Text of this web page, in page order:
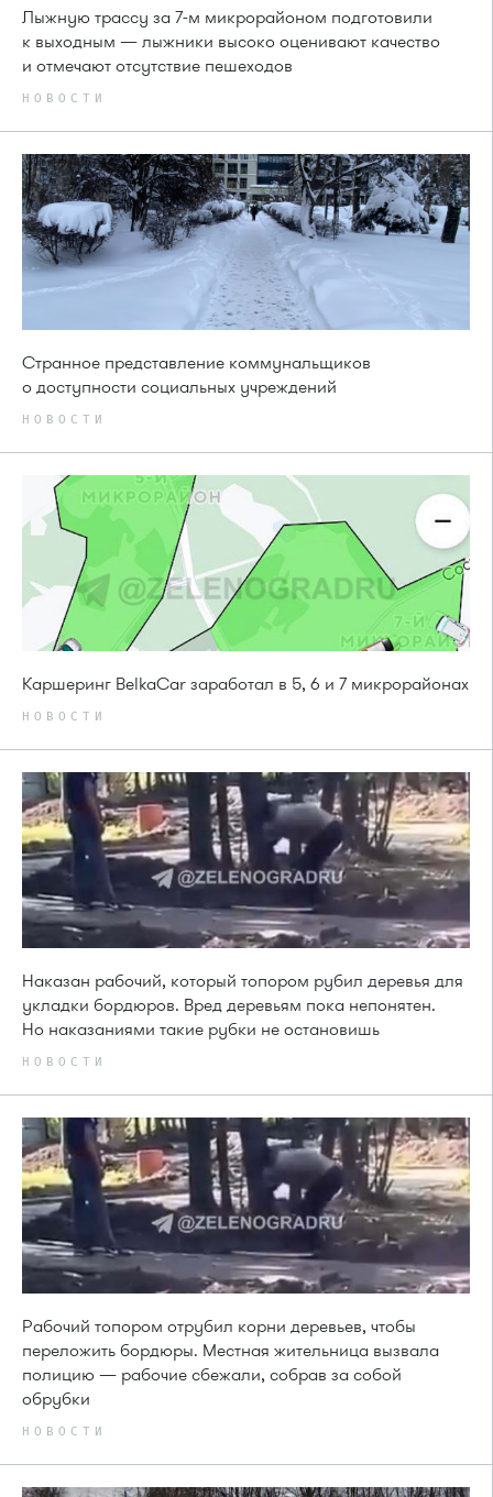
Лыжную трассу за 7-м микрорайоном подготовили
к выходным — лыжники высоко оценивают качество
и отмечают отсутствие пешеходов
НОВОСТИ
Странное представление коммунальщиков
о доступности социальных учреждений
НОВОСТИ
Каршеринг BelkaCar заработал в 5, 6 и 7 микрорайонах
НОВОСТИ
Наказан рабочий, который топором рубил деревья для
укладки бордюров. Вред деревьям пока непонятен.
Но наказаниями такие рубки не остановишь
НОВОСТИ
Рабочий топором отрубил корни деревьев, чтобы
переложить бордюры. Местная жительница вызвала
полицию — рабочие сбежали, собрав за собой
обрубки
НОВОСТИ